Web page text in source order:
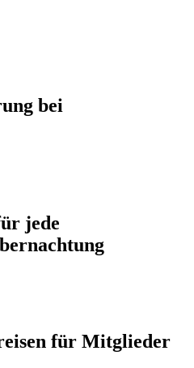
bei
jede
für Mitglieder